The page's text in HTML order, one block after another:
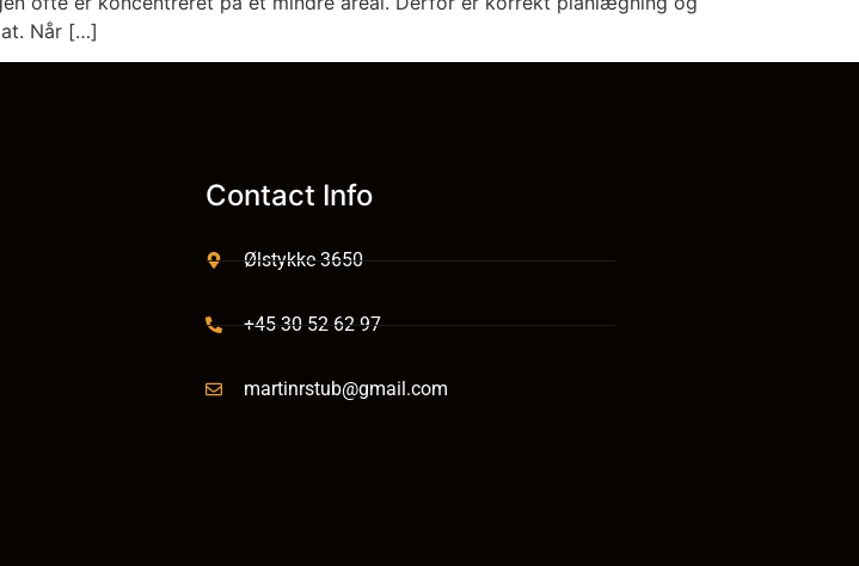
Når […]
Contact Info
Ølstykke 3650
+45 30 52 62 97
martinrstub@gmail.com